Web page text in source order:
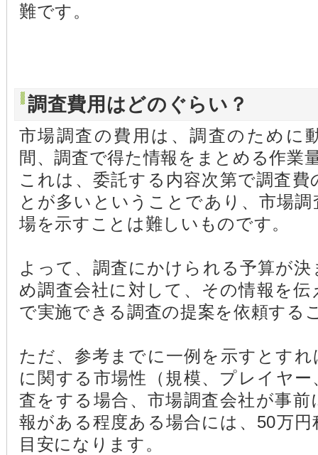
難です。
調査費用はどのぐらい？
市場調査の費用は、調査のために
間、調査で得た情報をまとめる作業
これは、委託する内容次第で調査
とが多いということであり、市場
場を示すことは難しいものです。
よって、調査にかけられる予算が
め調査会社に対して、その情報を
で実施できる調査の提案を依頼する
ただ、参考までに一例を示すとす
に関する市場性（規模、プレイヤ
査をする場合、市場調査会社が事
報がある程度ある場合には、50万
目安になります。